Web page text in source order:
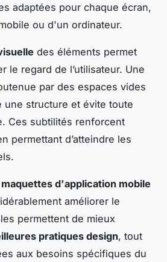
adaptées pour chaque écran,
ou d'un ordinateur.
des éléments permet
le regard de l’utilisateur. Une
par des espaces vides
une structure et évite toute
Ces subtilités renforcent
permettant d’atteindre les
maquettes d'application mobile
améliorer le
permettent de mieux
pratiques design, tout
aux besoins spécifiques du